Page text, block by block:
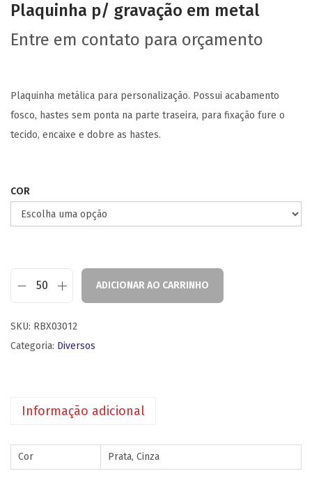
Plaquinha p/ gravação em metal
Entre em contato para orçamento
Plaquinha metálica para personalização. Possui acabamento
fosco, hastes sem ponta na parte traseira, para fixação fure o
tecido, encaixe e dobre as hastes.
COR
ADICIONAR AO CARRINHO
SKU: RBX03012
Categoria: Diversos
Informação adicional
Cor Prata, Cinza